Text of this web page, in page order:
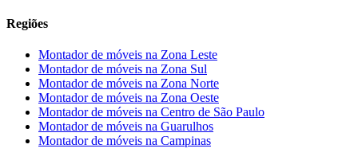
Regiões
Montador de móveis na Zona Leste
Montador de móveis na Zona Sul
Montador de móveis na Zona Norte
Montador de móveis na Zona Oeste
Montador de móveis na Centro de São Paulo
Montador de móveis na Guarulhos
Montador de móveis na Campinas